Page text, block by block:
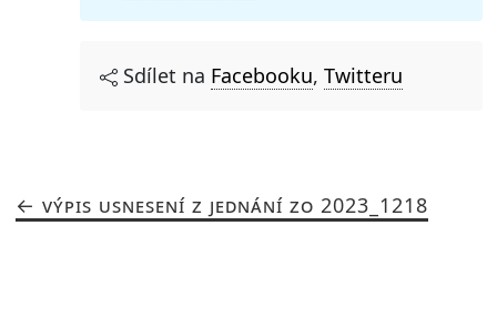
Sdílet na Facebooku, Twitteru
VÝPIS USNESENÍ Z JEDNÁNÍ ZO 2023_1218